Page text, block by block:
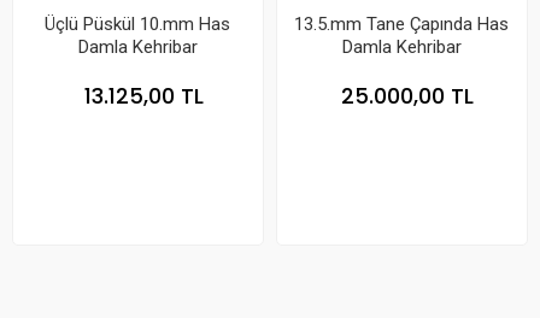
Üçlü Püskül 10.mm Has
Damla Kehribar
13.125,00 TL
13.5.mm Tane Çapında Has
Damla Kehribar
25.000,00 TL